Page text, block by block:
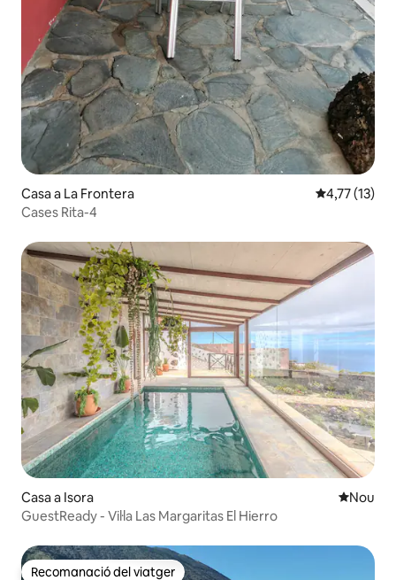
Casa a La Frontera 4,77 de
4,77 (13)
Cases Rita-4
Casa a Isora
Nou
GuestReady - Vil·la Las Margaritas El Hierro
Recomanació del viatger